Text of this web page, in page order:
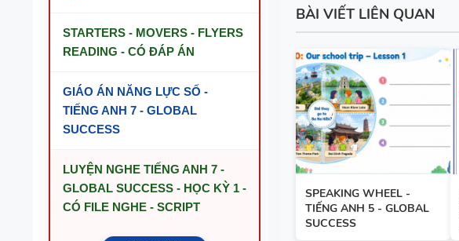
STARTERS - MOVERS - FLYERS
READING - CÓ ĐÁP ÁN
GIÁO ÁN NĂNG LỰC SỐ -
TIẾNG ANH 7 - GLOBAL
SUCCESS
LUYỆN NGHE TIẾNG ANH 7 -
GLOBAL SUCCESS - HỌC KỲ 1 -
CÓ FILE NGHE - SCRIPT
BÀI VIẾT LIÊN QUAN
SPEAKING WHEEL -
TIẾNG ANH 5 - GLOBAL
SUCCESS